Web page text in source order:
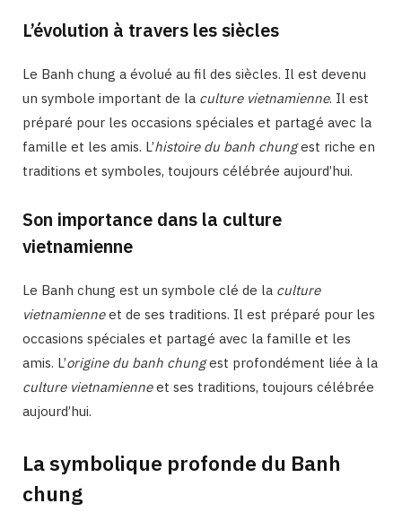
L’évolution à travers les siècles
Le Banh chung a évolué au fil des siècles. Il est devenu
un symbole important de la culture vietnamienne. Il est
préparé pour les occasions spéciales et partagé avec la
famille et les amis. L’histoire du banh chungest riche en
traditions et symboles, toujours célébrée aujourd’hui.
Son importance dans la culture
vietnamienne
Le Banh chung est un symbole clé de la culture
vietnamienneet de ses traditions. Il est préparé pour les
occasions spéciales et partagé avec la famille et les
amis. L’origine du banh chungest profondément liée à la
culture vietnamienneet ses traditions, toujours célébrée
aujourd’hui.
La symbolique profonde du Banh
chung